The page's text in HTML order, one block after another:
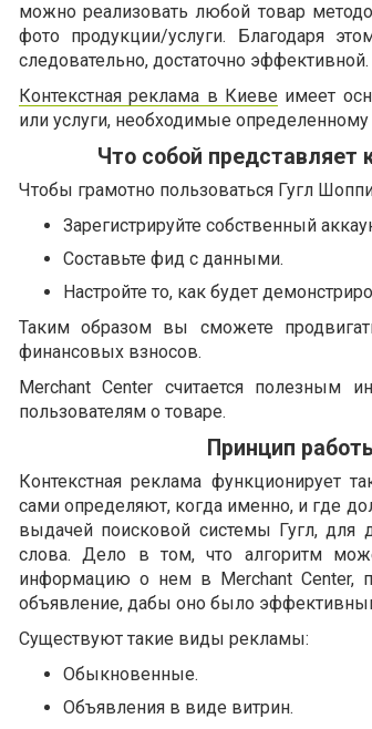
можно реализовать любой товар
фото продукции/услуги. Благодаря
следовательно, достаточно эффективной.
Контекстная реклама в Киеве имеет
или услуги, необходимые
Что собой представляет
Чтобы грамотно пользоваться Гугл
Зарегистрируйте собственный
Составьте фид с данными.
Настройте то, как будет
Таким образом вы сможете
финансовых взносов.
Merchant Center считается полезным
пользователям о товаре.
Принцип
Контекстная реклама функционирует
сами определяют, когда именно, и где
выдачей поисковой системы Гугл, для
слова. Дело в том, что алгоритм
информацию о нем в Merchant Center,
объявление, дабы оно было
Существуют такие виды рекламы:
Обыкновенные.
Объявления в виде витрин.